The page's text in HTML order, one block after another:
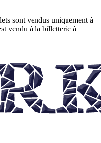
sont vendus uniquement à
vendu à la billetterie à